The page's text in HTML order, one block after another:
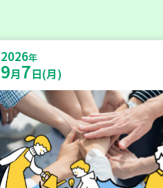
2026年
9月7日(月)